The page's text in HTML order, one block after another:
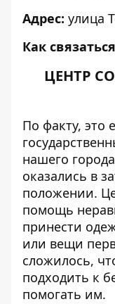
Адрес: улица
Как
ЦЕНТР
По факту, это
нашего
оказались в
положении.
помощь
принести
или вещи
сложилось,
подходить к
помогать им.